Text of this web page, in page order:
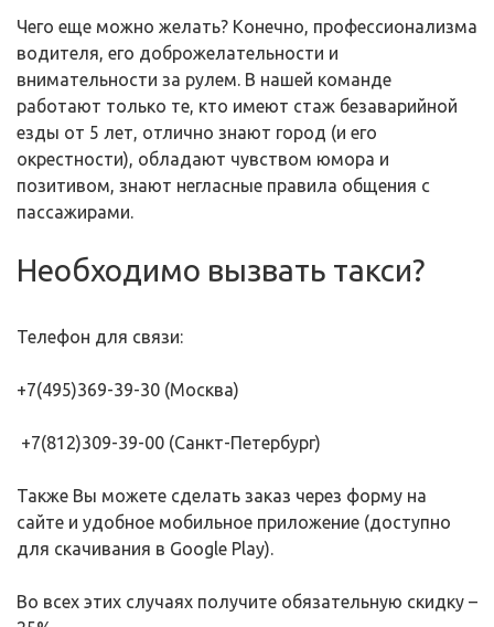
Чего еще можно желать? Конечно, профессионализма
водителя, его доброжелательности и
внимательности за рулем. В нашей команде
работают только те, кто имеют стаж безаварийной
езды от 5 лет, отлично знают город (и его
окрестности), обладают чувством юмора и
позитивом, знают негласные правила общения с
пассажирами.
Необходимо вызвать такси?
Телефон для связи:
+7(495)369-39-30 (Москва)
+7(812)309-39-00 (Санкт-Петербург)
Также Вы можете сделать заказ через форму на
сайте и удобное мобильное приложение (доступно
для скачивания в Google Play).
Во всех этих случаях получите обязательную скидку –